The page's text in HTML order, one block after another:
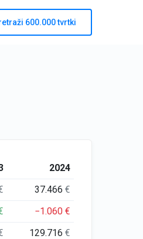
600.000 tvrtki
2024
37.466€
−1.060€
129.716€